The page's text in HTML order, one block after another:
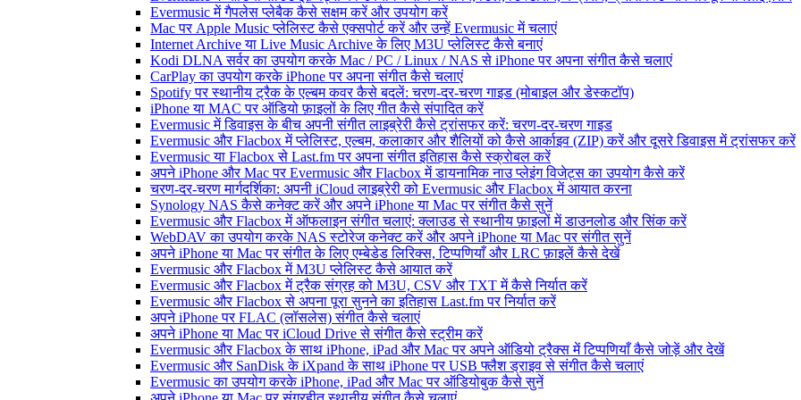
Evermusic में गैपलेस प्लेबैक कैसे सक्षम करें और उपयोग करें
Mac पर Apple Music प्लेलिस्ट कैसे एक्सपोर्ट करें और उन्हें Evermusic में चलाएं
Internet Archive या Live Music Archive के लिए M3U प्लेलिस्ट कैसे बनाएं
Kodi DLNA सर्वर का उपयोग करके Mac / PC / Linux / NAS से iPhone पर अपना संगीत कैसे चलाएं
CarPlay का उपयोग करके iPhone पर अपना संगीत कैसे चलाएं
Spotify पर स्थानीय ट्रैक के एल्बम कवर कैसे बदलें: चरण-दर-चरण गाइड (मोबाइल और डेस्कटॉप)
iPhone या MAC पर ऑडियो फ़ाइलों के लिए गीत कैसे संपादित करें
Evermusic में डिवाइस के बीच अपनी संगीत लाइब्रेरी कैसे ट्रांसफर करें: चरण-दर-चरण गाइड
Evermusic और Flacbox में प्लेलिस्ट, एल्बम, कलाकार और शैलियों को कैसे आर्काइव (ZIP) करें और दूसरे डिवाइस में ट्रांसफर करें
Evermusic या Flacbox से Last.fm पर अपना संगीत इतिहास कैसे स्क्रोबल करें
अपने iPhone और Mac पर Evermusic और Flacbox में डायनामिक नाउ प्लेइंग विजेट्स का उपयोग कैसे करें
चरण-दर-चरण मार्गदर्शिका: अपनी iCloud लाइब्रेरी को Evermusic और Flacbox में आयात करना
Synology NAS कैसे कनेक्ट करें और अपने iPhone या Mac पर संगीत कैसे सुनें
Evermusic और Flacbox में ऑफलाइन संगीत चलाएं: क्लाउड से स्थानीय फ़ाइलों में डाउनलोड और सिंक करें
WebDAV का उपयोग करके NAS स्टोरेज कनेक्ट करें और अपने iPhone या Mac पर संगीत सुनें
अपने iPhone या Mac पर संगीत के लिए एम्बेडेड लिरिक्स, टिप्पणियाँ और LRC फ़ाइलें कैसे देखें
Evermusic और Flacbox में M3U प्लेलिस्ट कैसे आयात करें
Evermusic और Flacbox में ट्रैक संग्रह को M3U, CSV और TXT में कैसे निर्यात करें
Evermusic और Flacbox से अपना पूरा सुनने का इतिहास Last.fm पर निर्यात करें
अपने iPhone पर FLAC (लॉसलेस) संगीत कैसे चलाएं
अपने iPhone या Mac पर iCloud Drive से संगीत कैसे स्ट्रीम करें
Evermusic और Flacbox के साथ iPhone, iPad और Mac पर अपने ऑडियो ट्रैक्स में टिप्पणियाँ कैसे जोड़ें और देखें
Evermusic और SanDisk के iXpand के साथ iPhone पर USB फ्लैश ड्राइव से संगीत कैसे चलाएं
Evermusic का उपयोग करके iPhone, iPad और Mac पर ऑडियोबुक कैसे सुनें